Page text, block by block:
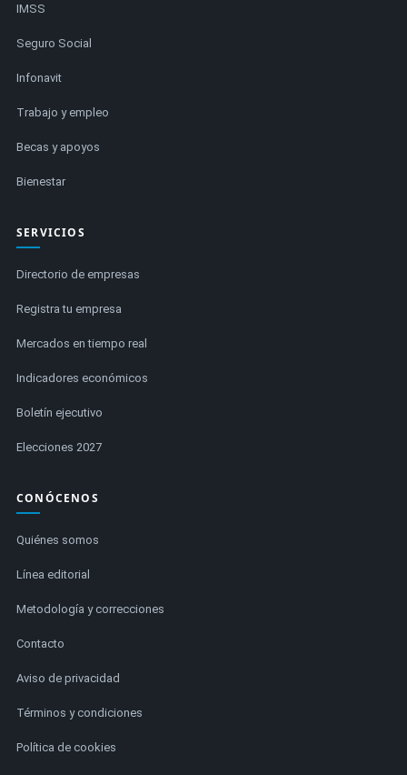
IMSS
Seguro Social
Infonavit
Trabajo y empleo
Becas y apoyos
Bienestar
SERVICIOS
Directorio de empresas
Registra tu empresa
Mercados en tiempo real
Indicadores económicos
Boletín ejecutivo
Elecciones 2027
CONÓCENOS
Quiénes somos
Línea editorial
Metodología y correcciones
Contacto
Aviso de privacidad
Términos y condiciones
Política de cookies